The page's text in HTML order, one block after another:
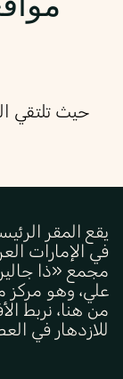
حيث تلتقي
يقع المقر
في الإمارات
مجمع «ذا
علي، وهو مركز
من هنا، نربط
للازدهار في